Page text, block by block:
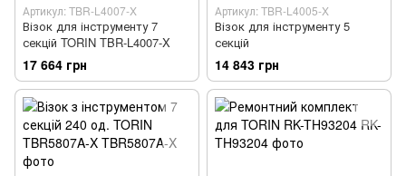
Артикул: TBR-L4007-X
Візок для інструменту 7
секцій TORIN TBR-L4007-X
17 664 грн
Артикул: TBR-L4005-X
Візок для інструменту 5
секцій
14 843 грн